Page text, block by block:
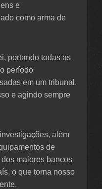
e
como arma de
portando todas as
período
em um tribunal.
e agindo sempre
além
de
maiores bancos
o que torna nosso